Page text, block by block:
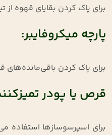
برای پاک کردن بقایای قهوه از
پارچه میکروفایبر:
برای پاک کردن باقی‌مانده‌های
قرص یا پودر
برای اسپرسوسازها استفاده